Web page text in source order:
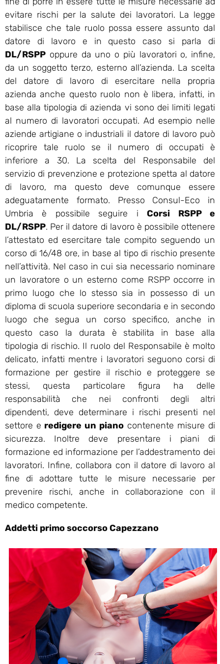
evitare rischi per la salute dei lavoratori. La legge
stabilisce che tale ruolo possa essere assunto dal
datore di lavoro e in questo caso si parla di
DL/RSPP oppure da uno o più lavoratori o, infine,
da un soggetto terzo, esterno all’azienda. La scelta
del datore di lavoro di esercitare nella propria
azienda anche questo ruolo non è libera, infatti, in
base alla tipologia di azienda vi sono dei limiti legati
al numero di lavoratori occupati. Ad esempio nelle
aziende artigiane o industriali il datore di lavoro può
ricoprire tale ruolo se il numero di occupati è
inferiore a 30. La scelta del Responsabile del
servizio di prevenzione e protezione spetta al datore
di lavoro, ma questo deve comunque essere
adeguatamente formato. Presso Consul-Eco in
Umbria è possibile seguire iCorsi RSPP e
DL/RSPP. Per il datore di lavoro è possibile ottenere
l’attestato ed esercitare tale compito seguendo un
corso di 16/48 ore, in base al tipo di rischio presente
nell’attività. Nel caso in cui sia necessario nominare
un lavoratore o un esterno come RSPP occorre in
primo luogo che lo stesso sia in possesso di un
diploma di scuola superiore secondaria e in secondo
luogo che segua un corso specifico, anche in
questo caso la durata è stabilita in base alla
tipologia di rischio. Il ruolo del Responsabile è molto
delicato, infatti mentre i lavoratori seguono corsi di
formazione per gestire il rischio e proteggere se
stessi, questa particolare figura ha delle
responsabilità che nei confronti degli altri
dipendenti, deve determinare i rischi presenti nel
settore e redigere un piano contenente misure di
sicurezza. Inoltre deve presentare i piani di
formazione ed informazione per l’addestramento dei
lavoratori. Infine, collabora con il datore di lavoro al
fine di adottare tutte le misure necessarie per
prevenire rischi, anche in collaborazione con il
medico competente.
Addetti primo soccorso Capezzano